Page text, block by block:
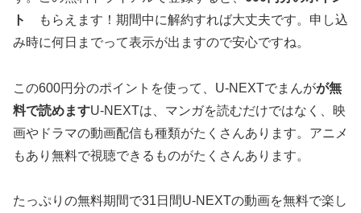
ト
もらえます！期間中に解約すれば大丈夫です。申し込
み時に何日までって表示が出ますので安心ですね。
この600円分のポイントを使って、U-NEXTでまんがが無
料で読めますU-NEXTは、マンガを読むだけではなく、映
画やドラマの動画配信も種類がたくさんあります。アニメ
もあり無料で視聴できるものがたくさんあります。
たっぷりの無料期間で31日間U-NEXTの動画を無料で楽し